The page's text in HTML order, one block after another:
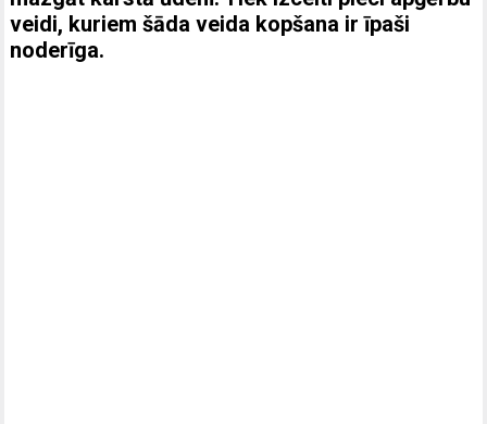
veidi, kuriem šāda veida kopšana ir īpaši
noderīga.